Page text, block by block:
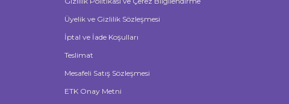
Üyelik ve Gizlilik Sözleşmesi
İptal ve İade Koşulları
Teslimat
Mesafeli Satış Sözleşmesi
ETK Onay Metni